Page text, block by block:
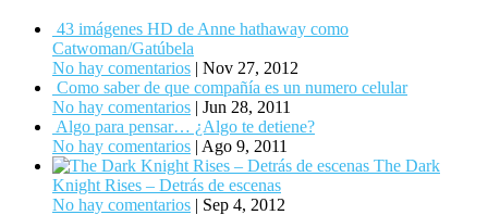
43 imágenes HD de Anne hathaway como
Catwoman/Gatúbela
No hay comentarios | Nov 27, 2012
Como saber de que compañía es un numero celular
No hay comentarios | Jun 28, 2011
Algo para pensar… ¿Algo te detiene?
No hay comentarios | Ago 9, 2011
The Dark
Knight Rises – Detrás de escenas
No hay comentarios | Sep 4, 2012